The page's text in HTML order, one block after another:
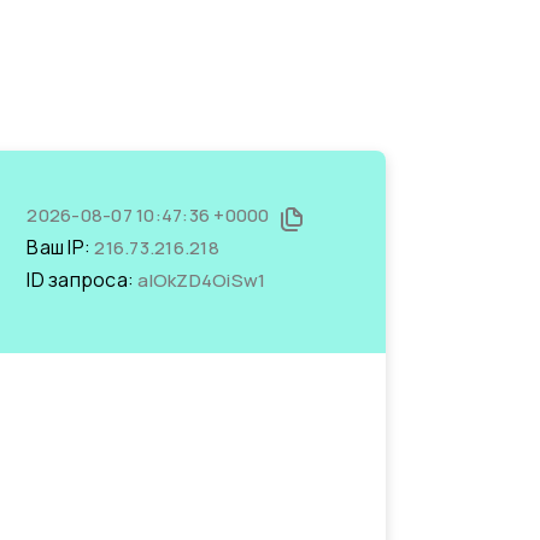
2026-08-07 10:47:36 +0000
Ваш IP:216.73.216.218
ID запроса:alOkZD4OiSw1